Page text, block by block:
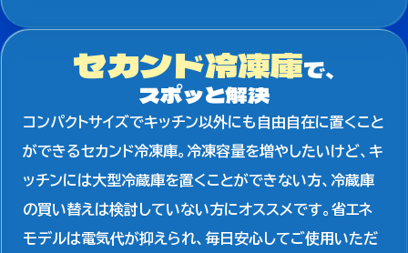
セカンド冷凍庫で、
スポッと解決
コンパクトサイズでキッチン以外にも自由自在に置くこと
ができるセカンド冷凍庫。冷凍容量を増やしたいけど、キ
ッチンには大型冷蔵庫を置くことができない方、冷蔵庫
の買い替えは検討していない方にオススメです。省エネ
モデルは電気代が抑えられ、毎日安心してご使用いただ